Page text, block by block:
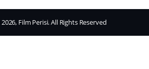
Film Perisi. All Rights Reserved